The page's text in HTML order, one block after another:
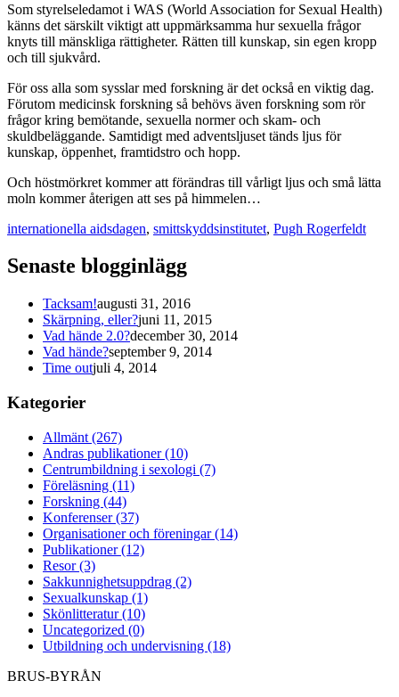
Som styrelseledamot i WAS (World Association for Sexual Health)
känns det särskilt viktigt att uppmärksamma hur sexuella frågor
knyts till mänskliga rättigheter. Rätten till kunskap, sin egen kropp
och till sjukvård.
För oss alla som sysslar med forskning är det också en viktig dag.
Förutom medicinsk forskning så behövs även forskning som rör
frågor kring bemötande, sexuella normer och skam- och
skuldbeläggande. Samtidigt med adventsljuset tänds ljus för
kunskap, öppenhet, framtidstro och hopp.
Och höstmörkret kommer att förändras till vårligt ljus och små lätta
moln kommer återigen att ses på himmelen…
internationella aidsdagen, smittskyddsinstitutet, Pugh Rogerfeldt
Senaste blogginlägg
Tacksam!augusti 31, 2016
Skärpning, eller?juni 11, 2015
Vad hände 2.0?december 30, 2014
Vad hände?september 9, 2014
Time outjuli 4, 2014
Kategorier
Allmänt (267)
Andras publikationer (10)
Centrumbildning i sexologi (7)
Föreläsning (11)
Forskning (44)
Konferenser (37)
Organisationer och föreningar (14)
Publikationer (12)
Resor (3)
Sakkunnighetsuppdrag (2)
Sexualkunskap (1)
Skönlitteratur (10)
Uncategorized (0)
Utbildning och undervisning (18)
BRUS-BYRÅN